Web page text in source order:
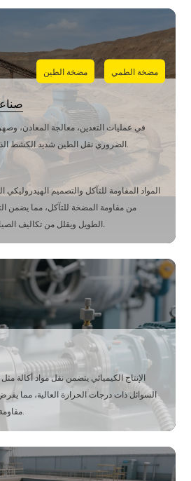
في عمليات التعدين، معالجة المعادن،
الضروري نقل الطين شديد الكشط الذي يحتوي على جزيئات صلبة.
المواد المقاومة للتآكل والتصميم
من مقاومة المضخة للتآكل، مما يضمن
الطويل ويقلل من تكاليف الصيانة ووقت التوقف عن العمل.
مضخة الطين مضخة الطمي
الإنتاج الكيميائي يتضمن نقل مواد أكالة
السوائل ذات درجات الحرارة العالية، مما
مقاومة المضخة للتآكل وأداء الختم.
يتم استخدام سبائك مقاومة للتآكل وهياكل
في الظروف المعقدة، مما يضمن استمرارية وسلامة الإنتاج الكيميائي.